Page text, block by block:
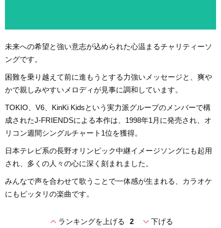
未来への希望と強い意志が込められた心温まるチャリティーソ
ングです。
困難を乗り越えて前に進もうとする力強いメッセージと、爽や
かで親しみやすいメロディが見事に調和しています。
TOKIO、V6、KinKi Kidsという実力派グループのメンバーで構
成されたJ-FRIENDSによる本作は、1998年1月に発売され、オ
リコン週間シングルチャート1位を獲得。
日本テレビ系の長野オリンピック中継イメージソングにも起用
され、多くの人々の心に深く刻まれました。
みんなで声を合わせて歌うことで一体感が生まれる、カラオケ
にもピッタリの楽曲です。
expand_lessランキングを上げる 2 expand_more下げる